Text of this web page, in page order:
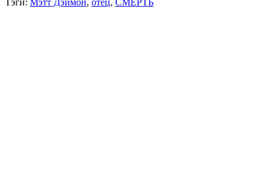
Тэги: Мэтт Дэймон, отец, СМЕРТЬ